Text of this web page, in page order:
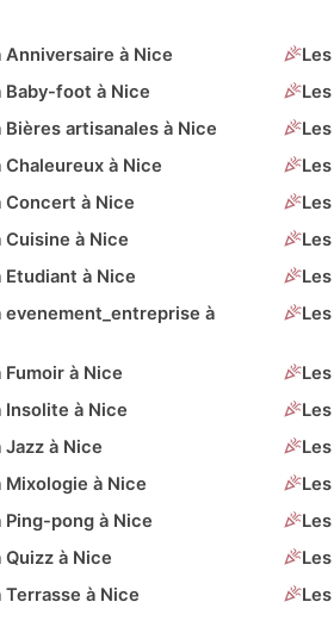
Anniversaire à Nice
Baby-foot à Nice
artisanales à Nice
à Nice
Concert à Nice
Cuisine à Nice
Etudiant à Nice
evenement_entreprise à
à Nice
Insolite à Nice
à Nice
Mixologie à Nice
Ping-pong à Nice
à Nice
à Nice